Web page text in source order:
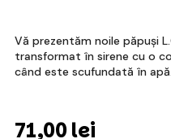
Vă prezentăm noile păpuși
transformat în sirene cu o
când este scufundată în
71,00 lei